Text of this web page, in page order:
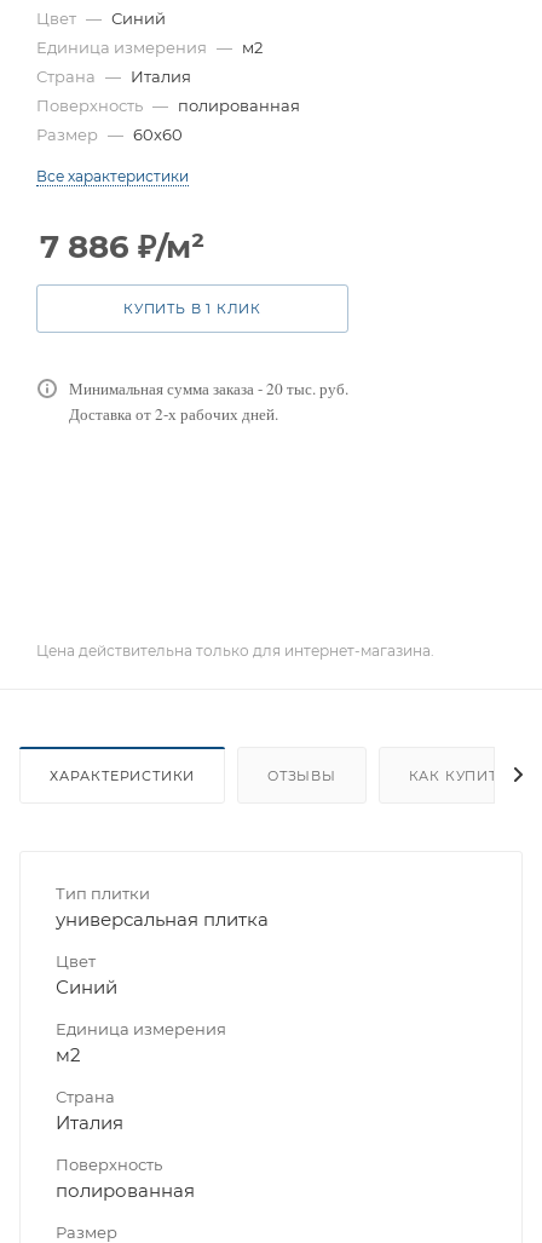
Цвет — Синий
Единица измерения — м2
Страна — Италия
Поверхность — полированная
Размер — 60x60
Все характеристики
7 886 ₽/м²
КУПИТЬ В 1 КЛИК
Минимальная сумма заказа - 20 тыс. руб.
Доставка от 2-х рабочих дней.
Цена действительна только для интернет-магазина.
ХАРАКТЕРИСТИКИ ОТЗЫВЫ КАК КУПИТЬ
Тип плитки
универсальная плитка
Цвет
Синий
Единица измерения
м2
Страна
Италия
Поверхность
полированная
Размер